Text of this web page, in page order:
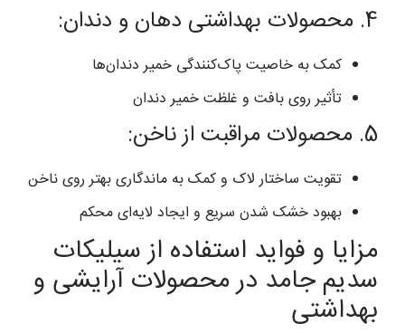
4. محصولات بهداشتی دهان و دندان:
کمک به خاصیت پاک‌کنندگی خمیر دندان‌ها
تأثیر روی بافت و غلظت خمیر دندان
5. محصولات مراقبت از ناخن:
تقویت ساختار لاک و کمک به ماندگاری بهتر روی ناخن
بهبود خشک شدن سریع و ایجاد لایه‌ای محکم
مزایا و فواید استفاده از سیلیکات
سدیم جامد در محصولات آرایشی و
بهداشتی